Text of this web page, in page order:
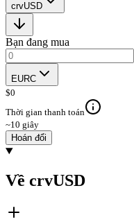
crvUSD
Bạn đang mua
EURC
$0
Thời gian thanh toán
~10 giây
Hoán đổi
Về crvUSD